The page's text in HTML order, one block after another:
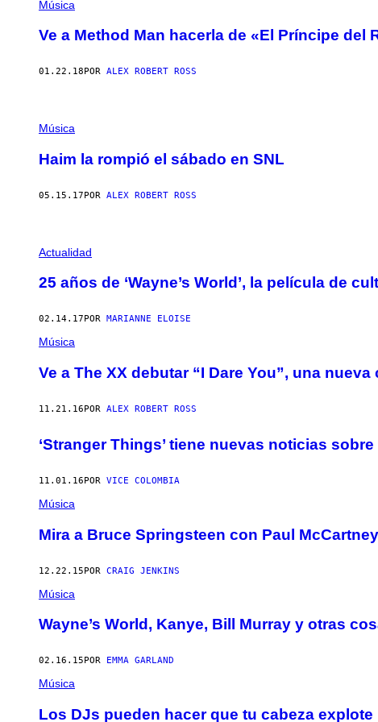
Música
Ve a Method Man hacerla de «El Príncipe del
01.22.18 POR ALEX ROBERT ROSS
Música
Haim la rompió el sábado en SNL
05.15.17POR ALEX ROBERT ROSS
Actualidad
25 años de ‘Wayne’s World’, la película de
02.14.17 POR MARIANNE ELOISE
Música
Ve a The XX debutar “I Dare You”, una
11.21.16POR ALEX ROBERT ROSS
‘Stranger Things’ tiene nuevas noticias sobre
11.01.16 POR VICE COLOMBIA
Música
Mira a Bruce Springsteen con Paul
12.22.15POR CRAIG JENKINS
Música
Wayne’s World, Kanye, Bill Murray y otras
02.16.15 POR EMMA GARLAND
Música
Los DJs pueden hacer que tu cabeza explote